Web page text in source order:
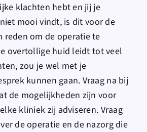
klachten hebt en jij je
mooi vindt, is dit voor de
reden om de operatie te
overtollige huid leidt tot veel
zou je wel met je
kunnen gaan. Vraag na bij
de mogelijkheden zijn voor
kliniek zij adviseren. Vraag
de operatie en de nazorg die